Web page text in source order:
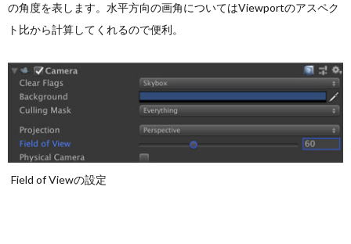
の角度を表します。水平方向の画角についてはViewportのアスペク
ト比から計算してくれるので便利。
Field of Viewの設定